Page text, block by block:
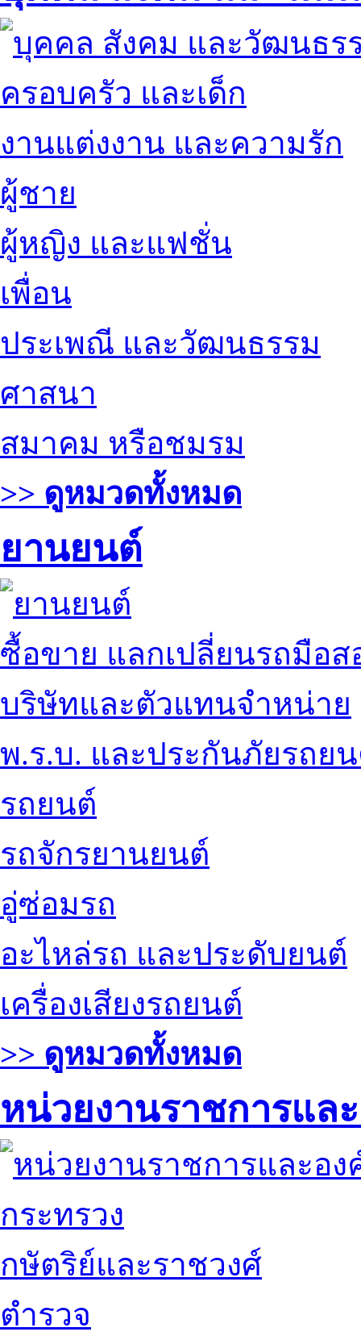
ครอบครัว และเด็ก
งานแต่งงาน และความรัก
ผู้ชาย
ผู้หญิง และแฟชั่น
เพื่อน
ประเพณี และวัฒนธรรม
ศาสนา
สมาคม หรือชมรม
>> ดูหมวดทั้งหมด
ยานยนต์
ซื้อขาย แลกเปลี่ยนรถมือส
บริษัทและตัวแทนจำหน่าย
พ.ร.บ. และประกันภัยรถย
รถยนต์
รถจักรยานยนต์
อู่ซ่อมรถ
อะไหล่รถ และประดับยนต์
เครื่องเสียงรถยนต์
>> ดูหมวดทั้งหมด
หน่วยงานราชการแล
กระทรวง
กษัตริย์และราชวงศ์
ตำรวจ